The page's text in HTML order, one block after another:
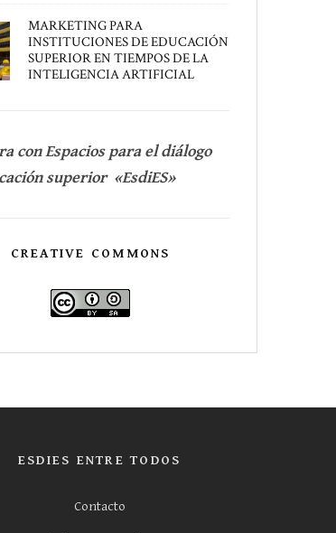
MARKETING PARA
INSTITUCIONES DE EDUCACIÓN
SUPERIOR EN TIEMPOS DE LA
INTELIGENCIA ARTIFICIAL
con Espacios para el diálogo
superior «EsdiES»
CREATIVE COMMONS
ESDIES ENTRE TODOS
Contacto